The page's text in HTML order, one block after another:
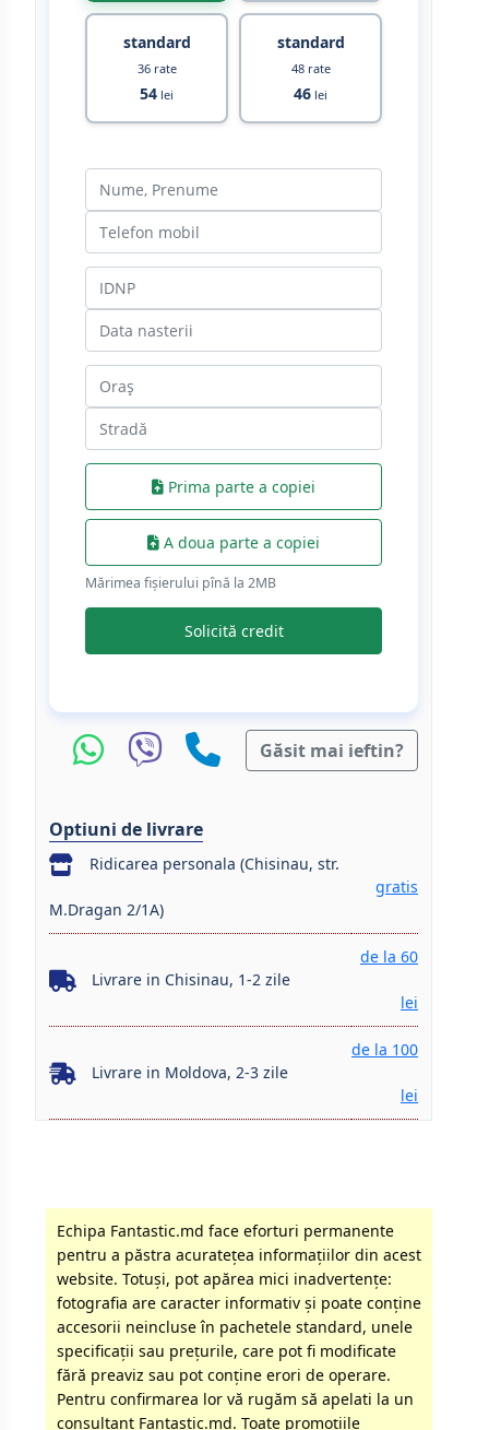
standard
36 rate
54 lei
standard
48 rate
46 lei
Prima parte a copiei
A doua parte a copiei
Mărimea fișierului pînă la 2МB
Solicită credit
Găsit mai ieftin?
Optiuni de livrare
Ridicarea personala (Chisinau, str.
M.Dragan 2/1A)
gratis
Livrare in Chisinau, 1-2 zile
de la 60
lei
Livrare in Moldova, 2-3 zile
de la 100
lei
Echipa Fantastic.md face eforturi permanente
pentru a păstra acurateţea informaţiilor din acest
website. Totuși, pot apărea mici inadvertenţe:
fotografia are caracter informativ şi poate conţine
accesorii neincluse în pachetele standard, unele
specificaţii sau preţurile, care pot fi modificate
fără preaviz sau pot conţine erori de operare.
Pentru confirmarea lor vă rugăm să apelati la un
consultant Fantastic.md. Toate promoţiile